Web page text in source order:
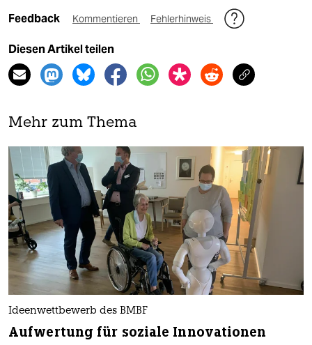
Feedback Kommentieren Fehlerhinweis
Diesen Artikel teilen
Mehr zum Thema
Ideenwettbewerb des BMBF
Aufwertung für soziale Innovationen